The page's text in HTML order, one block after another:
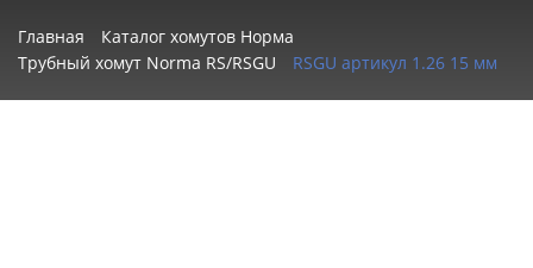
Главная
Каталог хомутов Норма
Трубный хомут Norma RS/RSGU
RSGU артикул 1.26 15 мм